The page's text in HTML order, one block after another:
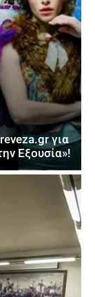
για
Εξουσία»!